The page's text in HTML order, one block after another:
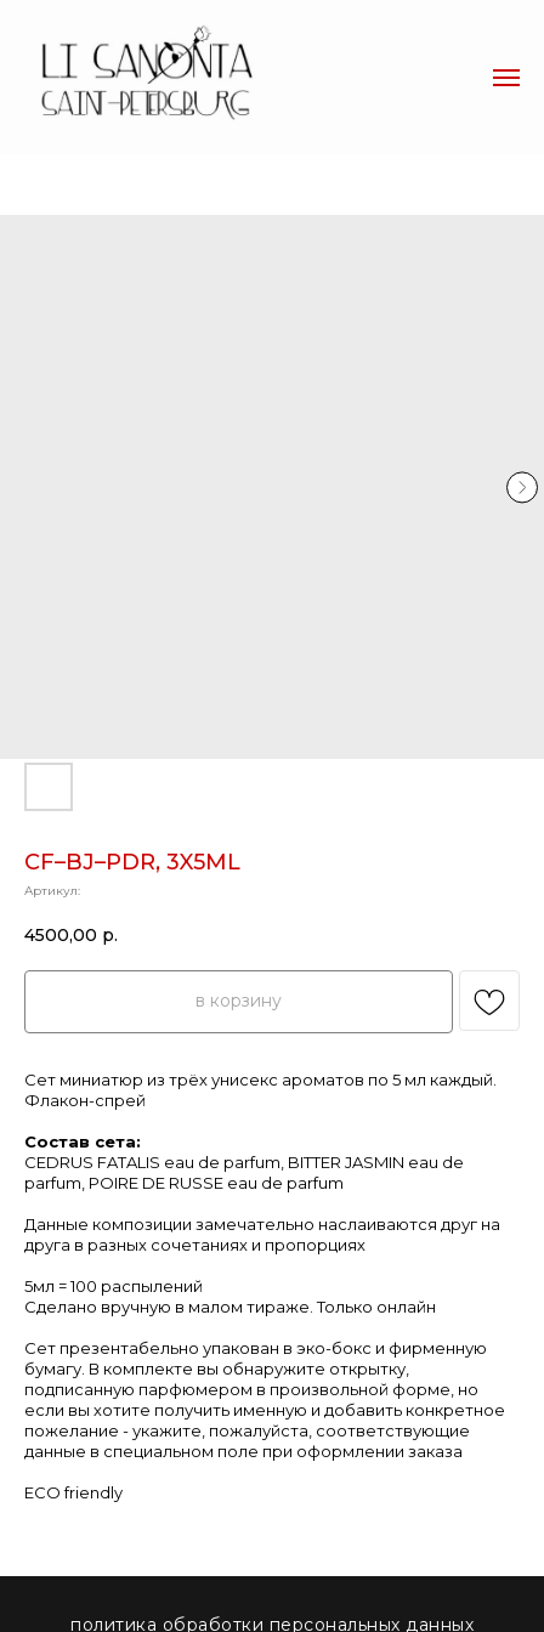
СF–BJ–PDR, 3X5ML
Артикул:
4500,00 р.
в корзину
Сет миниатюр из трёх унисекс ароматов по 5 мл каждый.
Флакон-спрей
Состав сета:
CEDRUS FATALIS eau de parfum, BITTER JASMIN eau de
parfum, POIRE DE RUSSE eau de parfum
Данные композиции замечательно наслаиваются друг на
друга в разных сочетаниях и пропорциях
5мл = 100 распылений
Сделано вручную в малом тираже. Только онлайн
Сет презентабельно упакован в эко-бокс и фирменную
бумагу. В комплекте вы обнаружите открытку,
подписанную парфюмером в произвольной форме, но
если вы хотите получить именную и добавить конкретное
пожелание - укажите, пожалуйста, соответствующие
данные в специальном поле при оформлении заказа
ECO friendly
политика обработки персональных данных